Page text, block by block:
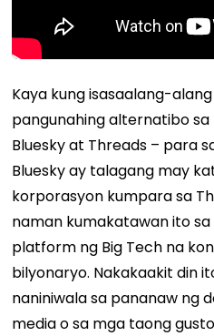
Kaya kung isasaalang-
pangunahing alternatibo
Bluesky at Threads – para
Bluesky ay talagang may
korporasyon kumpara sa
naman kumakatawan ito
platform ng Big Tech na
bilyonaryo. Nakakaakit din
naniniwala sa pananaw ng
media o sa mga taong